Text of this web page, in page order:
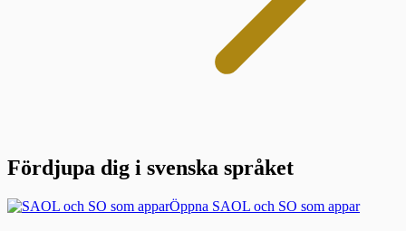
Fördjupa dig i svenska språket
Öppna SAOL och SO som appar